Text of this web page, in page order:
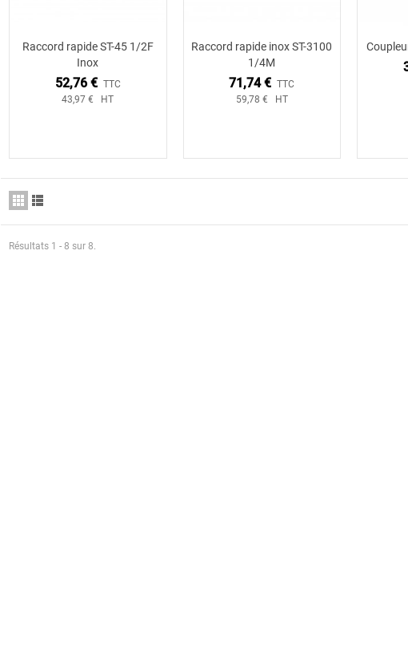
Ajouter au panier
Raccord rapide ST-45 1/2F
Inox
52,76 € TTC
43,97 € HT
Ajouter au panier
Raccord rapide inox ST-3100
1/4M
71,74 € TTC
59,78 € HT
Résultats 1 - 8 sur 8.